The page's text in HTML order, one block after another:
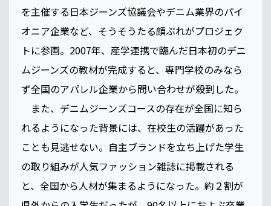
を主催する日本ジーンズ協議会やデニム業界のパイ
オニア企業など、そうそうたる顔ぶれがプロジェク
トに参画。2007年、産学連携で臨んだ日本初のデニ
ムジーンズの教材が完成すると、専門学校のみなら
ず全国のアパレル企業から問い合わせが殺到した。
また、デニムジーンズコースの存在が全国に知ら
れるようになった背景には、在校生の活躍があった
ことも見逃せない。自主ブランドを立ち上げた学生
の取り組みが人気ファッション雑誌に掲載される
と、全国から人材が集まるようになった。約２割が